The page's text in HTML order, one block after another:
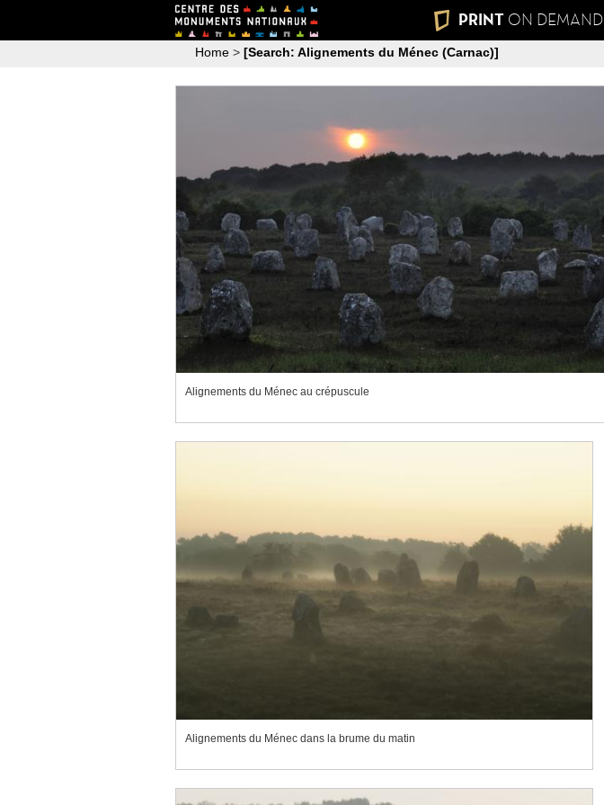
PRINT ON DEMAND
Home > [Search: Alignements du Ménec (Carnac)]
Alignements du Ménec au crépuscule
Alignements du Ménec dans la brume du matin